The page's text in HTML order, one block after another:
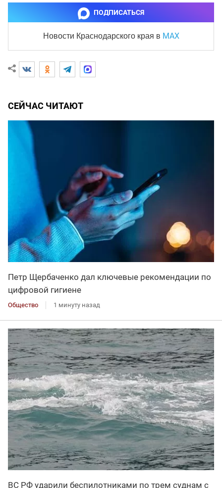
ПОДПИСАТЬСЯ
Новости Краснодарского края в MAX
СЕЙЧАС ЧИТАЮТ
Петр Щербаченко дал ключевые рекомендации по
цифровой гигиене
Общество 1 минуту назад
ВС РФ ударили беспилотниками по трем суднам с